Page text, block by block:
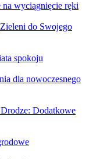
wyciągnięcie ręki
do Swojego
spokoju
dla nowoczesnego
Dodatkowe